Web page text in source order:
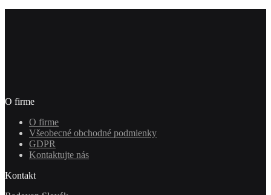
O firme
O firme
Všeobecné obchodné podmienky
GDPR
Kontaktujte nás
Kontakt